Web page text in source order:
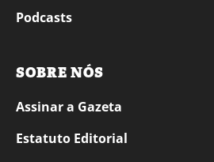
Podcasts
SOBRE NÓS
Assinar a Gazeta
Estatuto Editorial